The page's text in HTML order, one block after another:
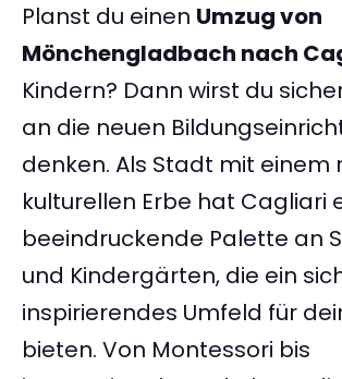
Planst du einen Umzug von
Mönchengladbach nach
Kindern? Dann wirst du
an die neuen
denken. Als Stadt mit einem
kulturellen Erbe hat Cagliari
beeindruckende Palette an
und Kindergärten, die ein
inspirierendes Umfeld für
bieten. Von Montessori bis